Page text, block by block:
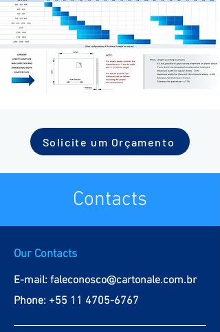
Solicite um Orçamento
Contacts
Our Contacts
E-mail: faleconosco@cartonale.com.br
Phone: +55 11 4705-6767